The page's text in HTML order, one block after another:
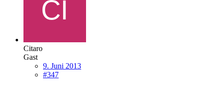
Citaro
Gast
9. Juni 2013
#347